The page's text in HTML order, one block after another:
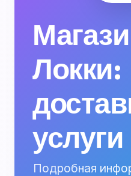
Локки:
услуги
Подробная